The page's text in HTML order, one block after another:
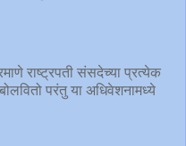
राष्ट्रपती संसदेच्या प्रत्येक
परंतु या अधिवेशनामध्ये